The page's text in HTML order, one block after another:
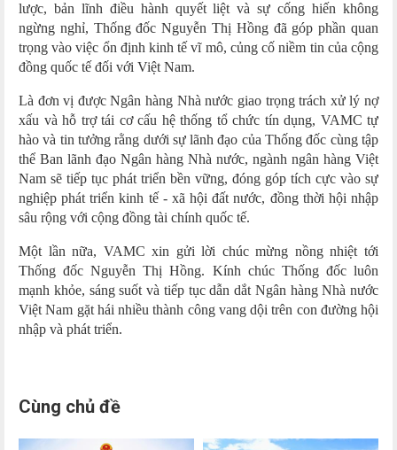
lược, bản lĩnh điều hành quyết liệt và sự cống hiến không
ngừng nghỉ, Thống đốc Nguyễn Thị Hồng đã góp phần quan
trọng vào việc ổn định kinh tế vĩ mô, củng cố niềm tin của cộng
đồng quốc tế đối với Việt Nam.
Là đơn vị được Ngân hàng Nhà nước giao trọng trách xử lý nợ
xấu và hỗ trợ tái cơ cấu hệ thống tổ chức tín dụng, VAMC tự
hào và tin tưởng rằng dưới sự lãnh đạo của Thống đốc cùng tập
thể Ban lãnh đạo Ngân hàng Nhà nước, ngành ngân hàng Việt
Nam sẽ tiếp tục phát triển bền vững, đóng góp tích cực vào sự
nghiệp phát triển kinh tế - xã hội đất nước, đồng thời hội nhập
sâu rộng với cộng đồng tài chính quốc tế.
Một lần nữa, VAMC xin gửi lời chúc mừng nồng nhiệt tới
Thống đốc Nguyễn Thị Hồng. Kính chúc Thống đốc luôn
mạnh khỏe, sáng suốt và tiếp tục dẫn dắt Ngân hàng Nhà nước
Việt Nam gặt hái nhiều thành công vang dội trên con đường hội
nhập và phát triển.
Cùng chủ đề